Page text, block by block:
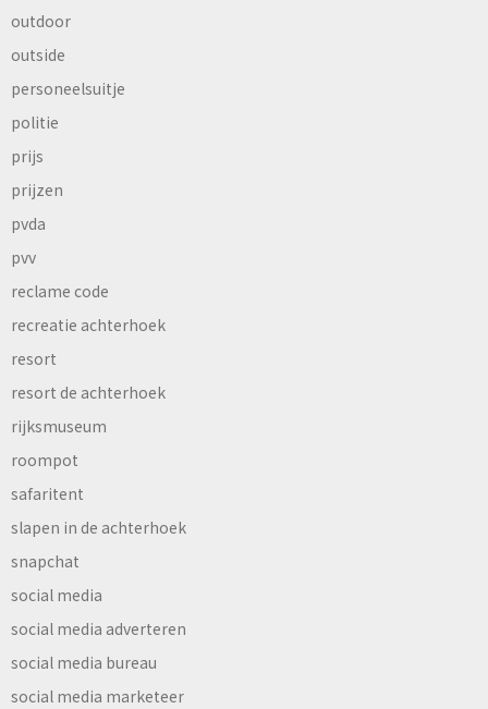
outdoor
outside
personeelsuitje
politie
prijs
prijzen
pvda
pvv
reclame code
recreatie achterhoek
resort
resort de achterhoek
rijksmuseum
roompot
safaritent
slapen in de achterhoek
snapchat
social media
social media adverteren
social media bureau
social media marketeer